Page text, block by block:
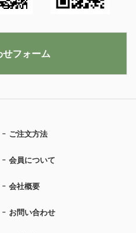
ご注文方法
会員について
会社概要
お問い合わせ
せフォーム